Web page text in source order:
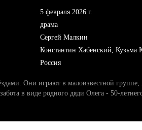
5 февраля 2026 г.
драма
Сергей Малкин
Константин Хабенский, Кузьма
Россия
Они играют в малоизвестной
в виде родного дяди Олега - 50-